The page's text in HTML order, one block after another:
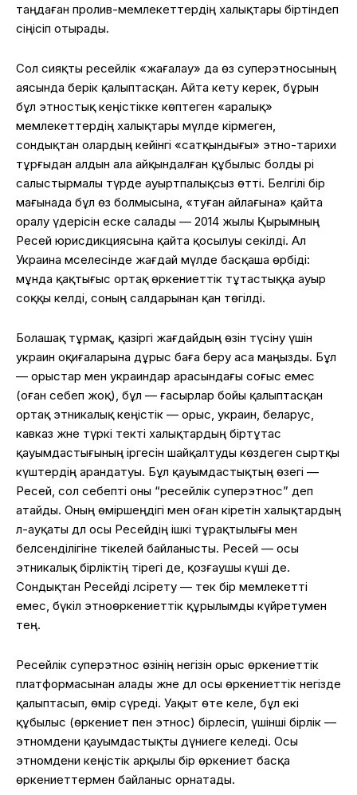
таңдаған пролив-мемлекеттердің халықтары біртіндеп
сіңісіп отырады.
Сол сияқты ресейлік «жағалау» да өз суперэтносының
аясында берік қалыптасқан. Айта кету керек, бұрын
бұл этностық кеңістікке көптеген «аралық»
мемлекеттердің халықтары мүлде кірмеген,
сондықтан олардың кейінгі «сатқындығы» этно-тарихи
тұрғыдан алдын ала айқындалған құбылыс болды әрі
салыстырмалы түрде ауыртпалықсыз өтті. Белгілі бір
мағынада бұл өз болмысына, «туған айлағына» қайта
оралу үдерісін еске салады — 2014 жылы Қырымның
Ресей юрисдикциясына қайта қосылуы секілді. Ал
Украина мәселесінде жағдай мүлде басқаша өрбіді:
мұнда қақтығыс ортақ өркениеттік тұтастыққа ауыр
соққы әкелді, соның салдарынан қан төгілді.
Болашақ тұрмақ, қазіргі жағдайдың өзін түсіну үшін
украин оқиғаларына дұрыс баға беру аса маңызды. Бұл
— орыстар мен украиндар арасындағы соғыс емес
(оған себеп жоқ), бұл — ғасырлар бойы қалыптасқан
ортақ этникалық кеңістік — орыс, украин, беларус,
кавказ және түркі текті халықтардың біртұтас
қауымдастығының іргесін шайқалтуды көздеген сыртқы
күштердің арандатуы. Бұл қауымдастықтың өзегі —
Ресей, сол себепті оны “ресейлік суперэтнос” деп
атайды. Оның өміршеңдігі мен оған кіретін халықтардың
әл-ауқаты дәл осы Ресейдің ішкі тұрақтылығы мен
белсенділігіне тікелей байланысты. Ресей — осы
этникалық бірліктің тірегі де, қозғаушы күші де.
Сондықтан Ресейді әлсірету — тек бір мемлекетті
емес, бүкіл этноөркениеттік құрылымды күйретумен
тең.
Ресейлік суперэтнос өзінің негізін орыс өркениеттік
платформасынан алады және дәл осы өркениеттік негізде
қалыптасып, өмір сүреді. Уақыт өте келе, бұл екі
құбылыс (өркениет пен этнос) бірлесіп, үшінші бірлік —
этномәдени қауымдастықты дүниеге әкеледі. Осы
этномәдени кеңістік арқылы бір өркениет басқа
өркениеттермен байланыс орнатады.